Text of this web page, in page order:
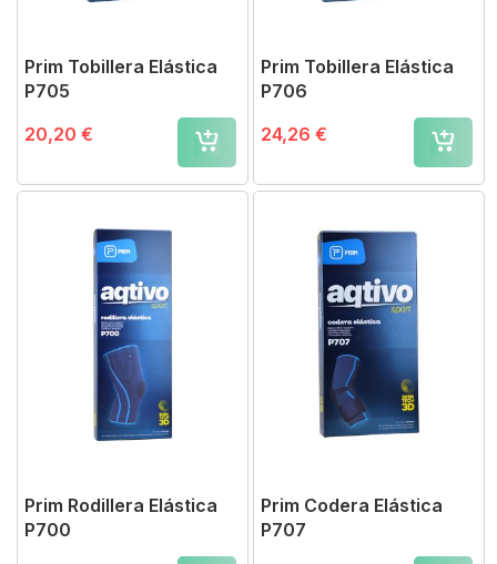
Prim Tobillera Elástica
P705
20,20 €
Prim Tobillera Elástica
P706
24,26 €
Prim Rodillera Elástica
P700
Prim Codera Elástica
P707